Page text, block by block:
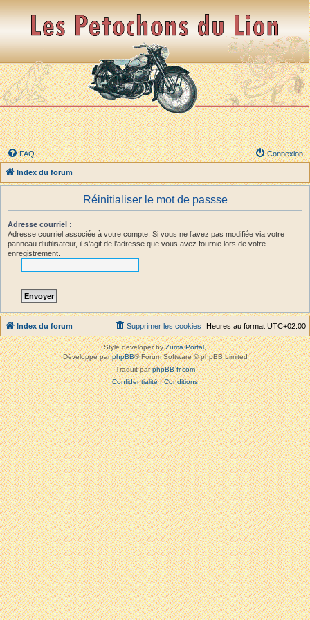
FAQ Connexion
Index du forum
Réinitialiser le mot de passse
Adresse courriel :
Adresse courriel associée à votre compte. Si vous ne l’avez pas modifiée via votre
panneau d’utilisateur, il s’agit de l’adresse que vous avez fournie lors de votre
enregistrement.
Index du forum Heures au format UTC+02:00
Supprimer les cookies
Style developer byZuma Portal,
Développé parphpBB® Forum Software © phpBB Limited
Traduit parphpBB-fr.com
Confidentialité|Conditions